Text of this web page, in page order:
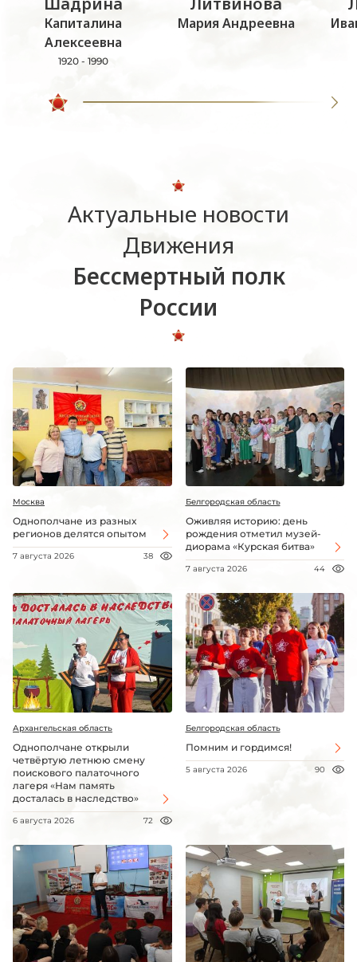
Капиталина
Алексеевна
1920 - 1990
Мария Андреевна
Актуальные новости
Движения
Бессмертный полк
России
Москва
Однополчане из разных
регионов делятся опытом
7 августа 2026 38
Белгородская область
Оживляя историю: день
рождения отметил музей-
диорама «Курская битва»
7 августа 2026 44
Архангельская область
Однополчане открыли
четвёртую летнюю смену
поискового палаточного
лагеря «Нам память
досталась в наследство»
6 августа 2026 72
Белгородская область
Помним и гордимся!
5 августа 2026 90